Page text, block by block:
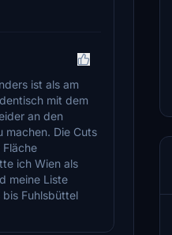
ist als am
mit dem
an den
machen. Die Cuts
ich Wien als
meine Liste
Fuhlsbüttel